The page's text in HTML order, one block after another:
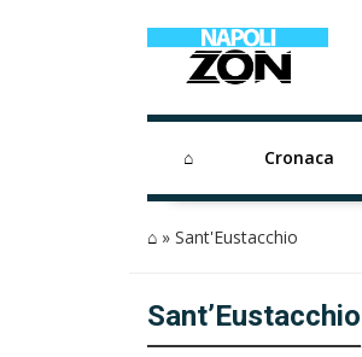
⌂ Cronaca
⌂ » Sant'Eustacchio
Sant’Eustacchio